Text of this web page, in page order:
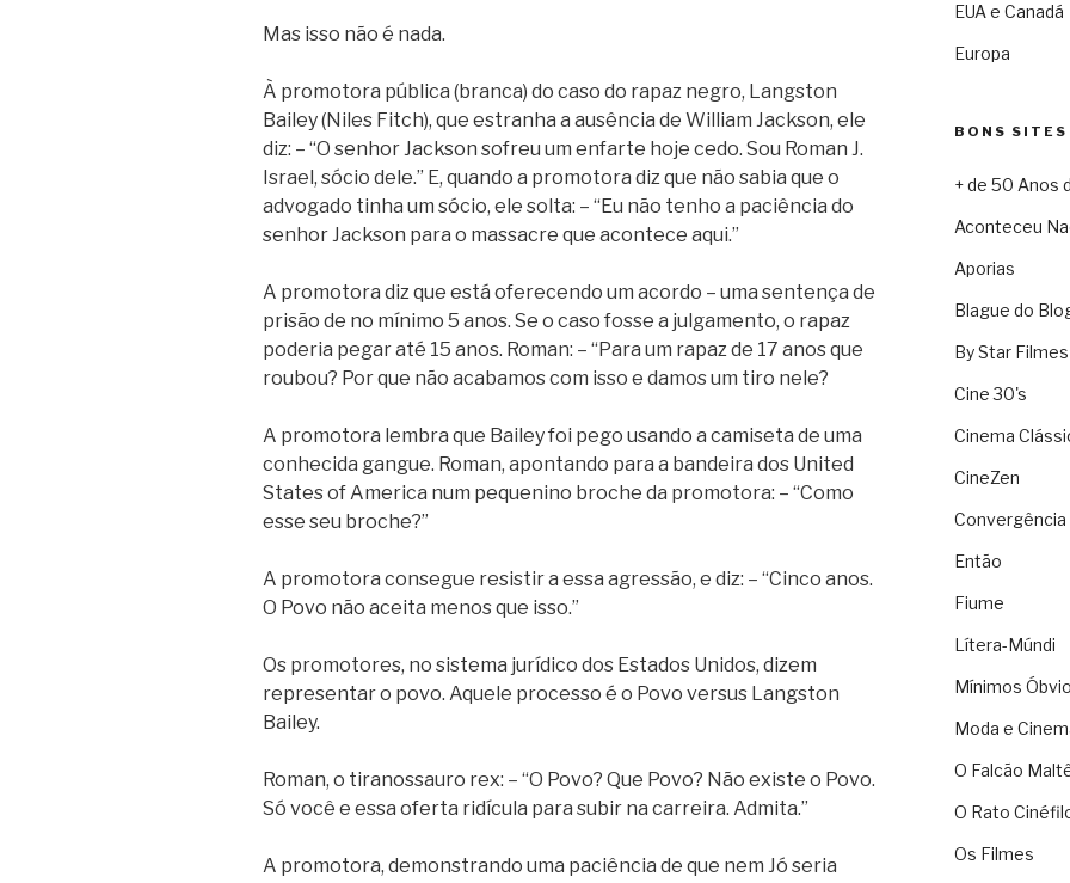
Mas isso não é nada.
À promotora pública (branca) do caso do rapaz negro, Langston
Bailey (Niles Fitch), que estranha a ausência de William Jackson, ele
diz: – “O senhor Jackson sofreu um enfarte hoje cedo. Sou Roman J.
Israel, sócio dele.” E, quando a promotora diz que não sabia que o
advogado tinha um sócio, ele solta: – “Eu não tenho a paciência do
senhor Jackson para o massacre que acontece aqui.”
A promotora diz que está oferecendo um acordo – uma sentença de
prisão de no mínimo 5 anos. Se o caso fosse a julgamento, o rapaz
poderia pegar até 15 anos. Roman: – “Para um rapaz de 17 anos que
roubou? Por que não acabamos com isso e damos um tiro nele?
A promotora lembra que Bailey foi pego usando a camiseta de uma
conhecida gangue. Roman, apontando para a bandeira dos United
States of America num pequenino broche da promotora: – “Como
esse seu broche?”
A promotora consegue resistir a essa agressão, e diz: – “Cinco anos.
O Povo não aceita menos que isso.”
Os promotores, no sistema jurídico dos Estados Unidos, dizem
representar o povo. Aquele processo é o Povo versus Langston
Bailey.
Roman, o tiranossauro rex: – “O Povo? Que Povo? Não existe o Povo.
Só você e essa oferta ridícula para subir na carreira. Admita.”
A promotora, demonstrando uma paciência de que nem Jó seria
EUA e Canadá
Europa
BONS SITES
+ de 50 Anos
Aconteceu
Aporias
Blague do
By Star Filmes
Cine 30's
Cinema
CineZen
Convergência
Então
Fiume
Lítera-Múndi
Mínimos
Moda e
O Falcão
O Rato
Os Filmes